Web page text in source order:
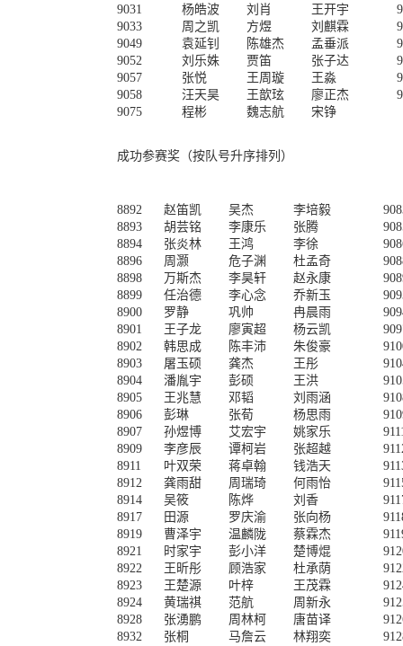
9031
杨皓波 刘肖 王开宇
9033
周之凯 方煜 刘麒霖
9049
袁延钊 陈雄杰 孟垂派
9052
刘乐姝 贾笛 张子达
9057
张悦 王周璇 王淼
9058
汪天昊 王歆玹 廖正杰
9075
程彬 魏志航 宋铮
成功参赛奖（按队号升序排列）
8892 赵笛凯 吴杰 李培毅
8893
胡芸铭 李康乐 张腾
8894
张炎林 王鸿 李徐
8896
周灏 危子渊 杜孟奇
8898
万斯杰 李昊轩 赵永康
8899
任治德 李心念 乔新玉
8900
罗静 巩帅 冉晨雨
8901
王子龙 廖寅超 杨云凯
8902
韩思成 陈丰沛 朱俊豪
8903
屠玉硕 龚杰 王彤
8904
潘胤宇 彭硕 王洪
8905
王兆慧 邓韬 刘雨涵
8906
彭琳 张荀 杨思雨
8907
孙煜博 艾宏宇 姚家乐
8909
李彦辰 谭柯岩 张超越
8911
叶双荣 蒋卓翰 钱浩天
8912
龚雨甜 周瑞琦 何雨怡
8914
吴筱 陈烨 刘香
8917
田源 罗庆渝 张向杨
8919
曹泽宇 温麟陇 蔡霖杰
8921
时家宇 彭小洋 楚博焜
8922
王昕彤 顾浩家 杜承荫
8923
王楚源 叶梓 王茂霖
8924
黄瑞祺 范航 周新永
8928
张湧鹏 周林柯 唐苗译
8932
张桐 马詹云 林翔奕